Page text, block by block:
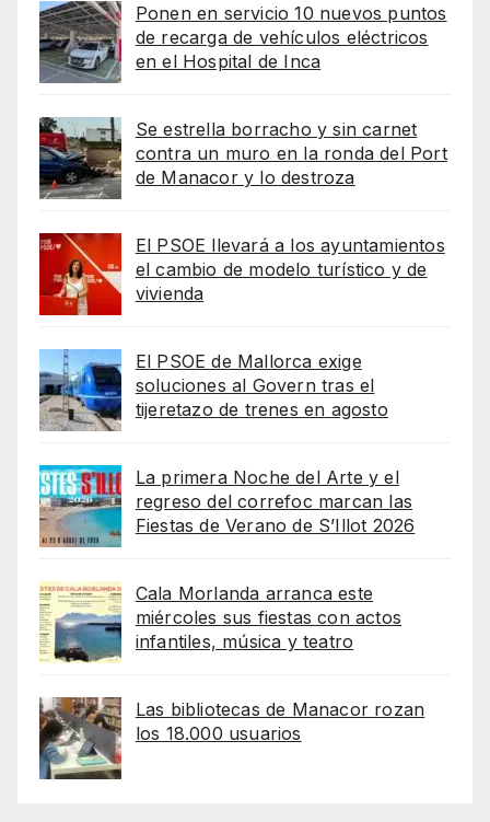
Ponen en servicio 10 nuevos puntos
de recarga de vehículos eléctricos
en el Hospital de Inca
Se estrella borracho y sin carnet
contra un muro en la ronda del Port
de Manacor y lo destroza
El PSOE llevará a los ayuntamientos
el cambio de modelo turístico y de
vivienda
El PSOE de Mallorca exige
soluciones al Govern tras el
tijeretazo de trenes en agosto
La primera Noche del Arte y el
regreso del correfoc marcan las
Fiestas de Verano de S’Illot 2026
Cala Morlanda arranca este
miércoles sus fiestas con actos
infantiles, música y teatro
Las bibliotecas de Manacor rozan
los 18.000 usuarios